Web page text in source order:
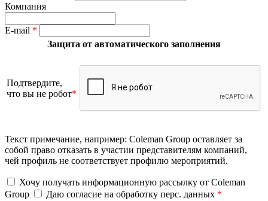
Компания
E-mail *
Защита от автоматического заполнения
Подтвердите,
что вы не робот*
Текст примечание, например: Coleman Group оставляет за
собой право отказать в участии представителям компаний,
чей профиль не соответствует профилю мероприятий.
Хочу получать информационную рассылку от Coleman
Group
Даю согласие на обработку перс. данных *